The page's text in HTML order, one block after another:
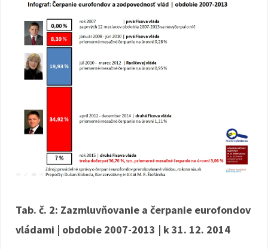
Tab. č. 2: Zazmluvňovanie a čerpanie eurofondov
vládami | obdobie 2007-2013 | k 31. 12. 2014